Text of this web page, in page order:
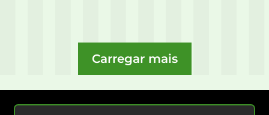
Carregar mais